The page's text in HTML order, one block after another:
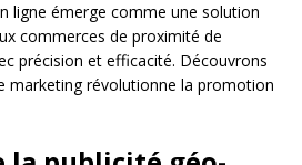
ligne émerge comme une solution
commerces de proximité de
précision et efficacité. Découvrons
marketing révolutionne la promotion